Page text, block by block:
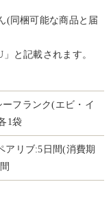
(同梱可能な商品と届
と記載されます。
フランク(エビ・イ
1袋
アリブ:5日間(消費期